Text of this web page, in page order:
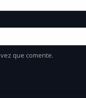
que comente.